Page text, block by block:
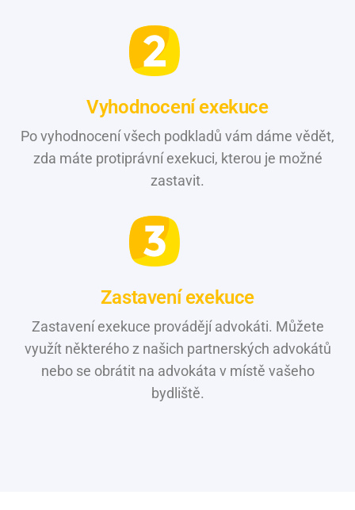
Vyhodnocení exekuce
Po vyhodnocení všech podkladů vám dáme vědět,
zda máte protiprávní exekuci, kterou je možné
zastavit.
Zastavení exekuce
Zastavení exekuce provádějí advokáti. Můžete
využít některého z našich partnerských advokátů
nebo se obrátit na advokáta v místě vašeho
bydliště.